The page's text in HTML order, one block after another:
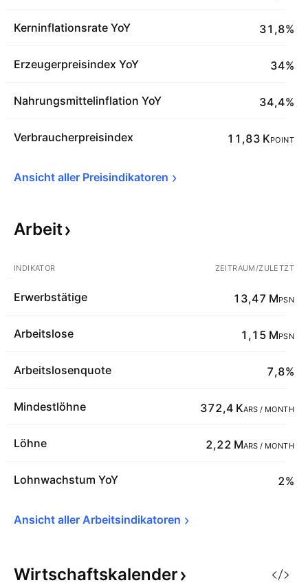
Kerninflationsrate YoY 31,8%
Erzeugerpreisindex YoY 34%
Nahrungsmittelinflation YoY 34,4%
Verbraucherpreisindex 11,83 KPOINT
Ansicht aller Preisindikatoren
Arbeit
INDIKATOR ZEITRAUM/ZULETZT
Erwerbstätige 13,47 MPSN
Arbeitslose 1,15 MPSN
Arbeitslosenquote 7,8%
Mindestlöhne 372,4 KARS / MONTH
Löhne 2,22 MARS / MONTH
Lohnwachstum YoY 2%
Ansicht aller Arbeitsindikatoren
Wirtschaftskalender